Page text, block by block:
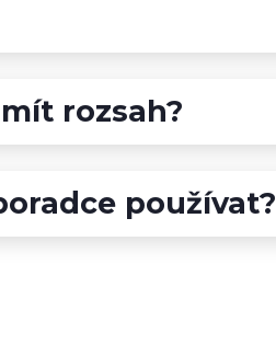
rozsah?
používat?